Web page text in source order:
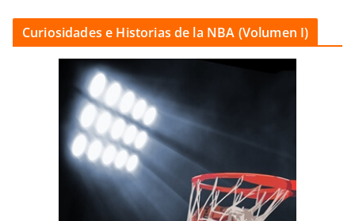
Curiosidades e Historias de la NBA (Volumen I)